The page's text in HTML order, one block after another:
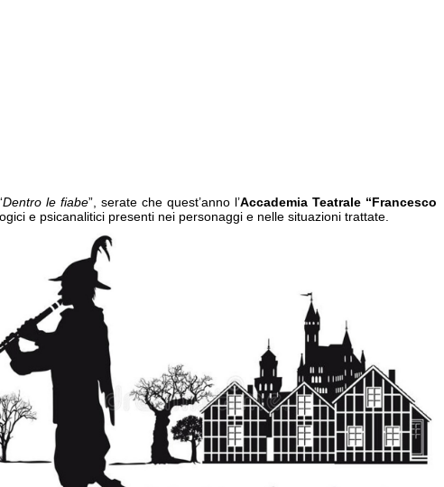
Dentro le fiabe”, serate che quest’anno l’Accademia Teatrale “Francesco
e psicanalitici presenti nei personaggi e nelle situazioni trattate.